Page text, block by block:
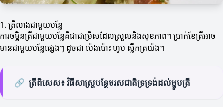
1. ត្រីលាងជាមួយបន្លែ
ការចម្អិនត្រីជាមួយបន្លែគឺជាជម្រើសដែលស្រួលនិងសុខភាព។ ប្រាក់ខែត្រីអាច
មានជាមួយបន្លែផ្សេងៗ ដូចជា ប៉េងប៉ោះ ហូប ស្លឹកត្រយ៉ង។
🔗 ត្រីពិសេស៖ វិធីសាស្ត្របន្ថែមរសជាតិទ្រទ្រង់ដល់ម្ហូបត្រី